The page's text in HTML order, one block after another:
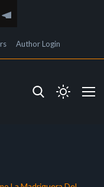
Author Login